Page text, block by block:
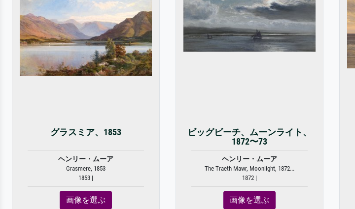
グラスミア、1853
ヘンリー・ムーア
Grasmere, 1853
1853 |
画像を選ぶ
ビッグビーチ、ムーンライト、
1872〜73
ヘンリー・ムーア
The Traeth Mawr, Moonlight, 1872...
1872 |
画像を選ぶ